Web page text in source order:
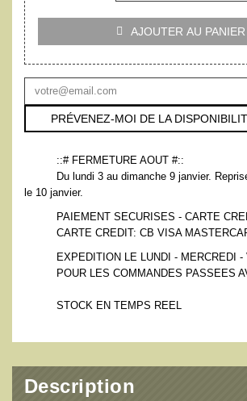
 AJOUTER AU PANIER
PRÉVENEZ-MOI DE LA
::# FERMETURE AOUT #::
Du lundi 3 au dimanche 9 janvier.
le 10 janvier.
PAIEMENT SECURISES - CARTE
CARTE CREDIT: CB VISA
EXPEDITION LE LUNDI - MERCREDI -
POUR LES COMMANDES PASSEES
STOCK EN TEMPS REEL
Description